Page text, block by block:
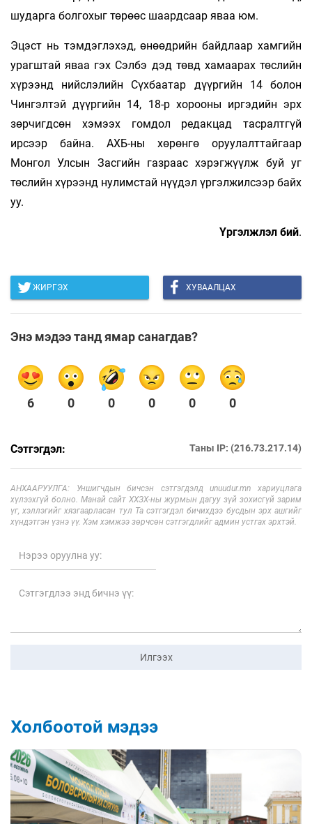
шударга болгохыг төрөөс шаардсаар яваа юм.
Эцэст нь тэмдэглэхэд, өнөөдрийн байдлаар хамгийн
урагштай яваа гэх Сэлбэ дэд төвд хамаарах төслийн
хүрээнд нийслэлийн Сүхбаатар дүүргийн 14 болон
Чингэлтэй дүүргийн 14, 18-р хорооны иргэдийн эрх
зөрчигдсөн хэмээх гомдол редакцад тасралтгүй
ирсээр байна. АХБ-ны хөрөнгө оруулалттайгаар
Монгол Улсын Засгийн газраас хэрэгжүүлж буй уг
төслийн хүрээнд нулимстай нүүдэл үргэлжилсээр байх
уу.
Үргэлжлэл бий.
ЖИРГЭХ ХУВААЛЦАХ
Энэ мэдээ танд ямар санагдав?
6 0 0 0 0 0
Сэтгэгдэл: Таны IP: (216.73.217.14)
АНХААРУУЛГА: Уншигчдын бичсэн сэтгэгдэлд unuudur.mn хариуцлага
хүлээхгүй болно. Манай сайт ХХЗХ-ны журмын дагуу зүй зохисгүй зарим
үг, хэллэгийг хязгаарласан тул Та сэтгэгдэл бичихдээ бусдын эрх ашгийг
хүндэтгэн үзнэ үү. Хэм хэмжээ зөрчсөн сэтгэгдлийг админ устгах эрхтэй.
Илгээх
Холбоотой мэдээ